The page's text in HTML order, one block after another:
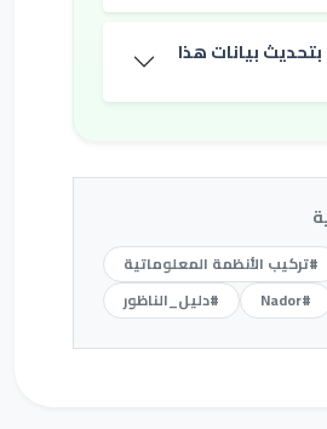
بيانات هذا
#تركيب الأنظمة المعلوماتية
#Nador
#دليل_الناظور